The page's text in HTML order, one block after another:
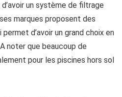
un système de filtrage
marques proposent des
d’avoir un grand choix en
noter que beaucoup de
pour les piscines hors sol